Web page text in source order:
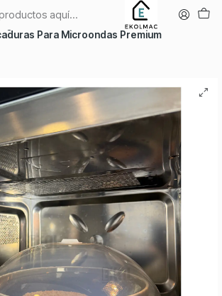
Para Microondas Premium